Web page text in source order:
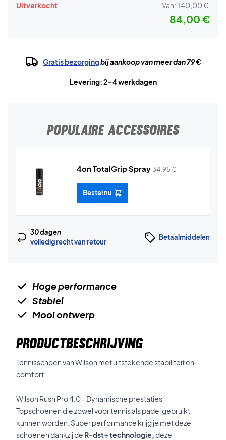
Uitverkocht Van: 140,00 €
84,00 €
Gratis bezorgingbij aankoop van meer dan 79 €
Levering: 2-4 werkdagen
POPULAIRE ACCESSOIRES
4on TotalGrip Spray 34,95€
Bestel nu
30 dagen
volledig recht van retour
Betaalmiddelen
Hoge performance
Stabiel
Mooi ontwerp
PRODUCTBESCHRIJVING
Tennisschoen van Wilson met uitstekende stabiliteit en
comfort.
Wilson Rush Pro 4.0 - Dynamische prestaties
Topschoenen die zowel voor tennis als padel gebruikt
kunnen worden. Super performance krijg je met deze
schoenen dankzij de R-dst+ technologie,deze